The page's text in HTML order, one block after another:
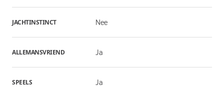
JACHTINSTINCT Nee
ALLEMANSVRIEND Ja
SPEELS Ja